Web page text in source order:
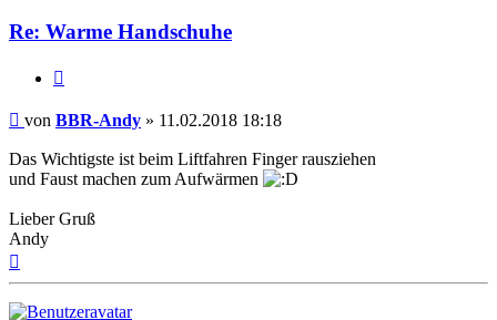
Re: Warme Handschuhe
Beitrag
von BBR-Andy » 11.02.2018 18:18
Das Wichtigste ist beim Liftfahren Finger rausziehen
und Faust machen zum Aufwärmen
Lieber Gruß
Andy